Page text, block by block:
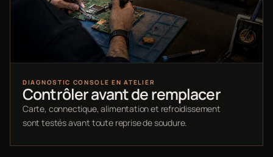
DIAGNOSTIC CONSOLE EN ATELIER
Contrôler avant de remplacer
Carte, connectique, alimentation et refroidissement
sont testés avant toute reprise de soudure.